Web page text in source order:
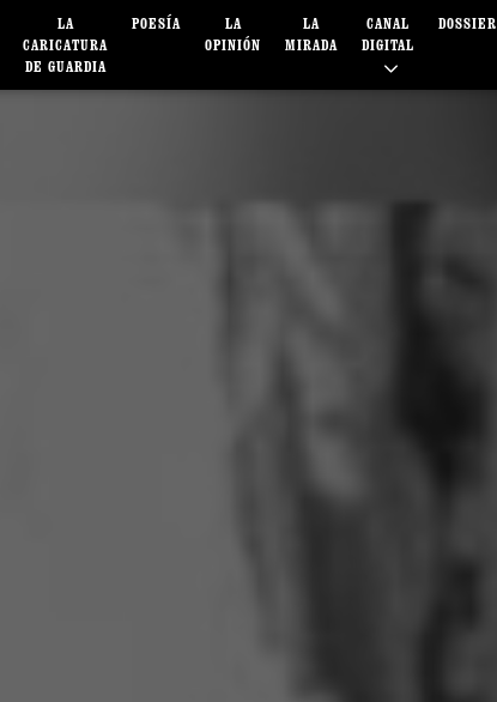
LA
CARICATURA
DE GUARDIA
POESÍA
LA
OPINIÓN
LA
MIRADA
CANAL
DIGITAL
DOSSIER